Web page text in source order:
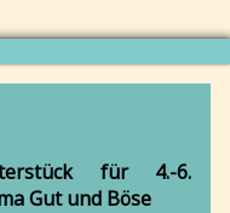
für 4.-6.
Gut und Böse